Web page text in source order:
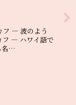
― 波のよう
フ ― ハワイ語で
名…